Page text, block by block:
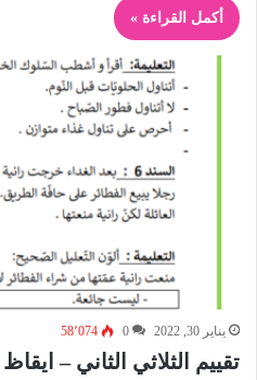
أكمل القراءة »
يناير 30, 2022 0 58٬074
تقييم الثلاثي الثاني –